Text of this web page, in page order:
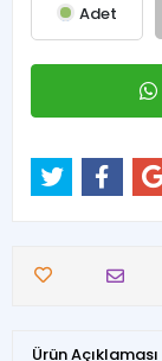
Adet
Ürün Açıklaması